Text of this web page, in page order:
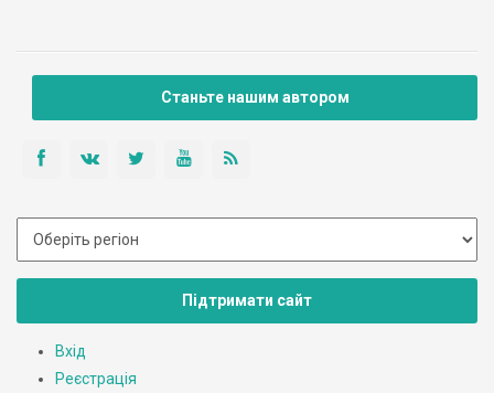
Станьте нашим автором
Підтримати сайт
Вхід
Реєстрація